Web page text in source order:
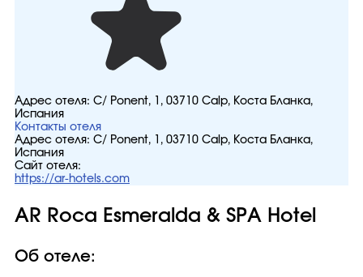
Адрес отеля: C/ Ponent, 1, 03710 Calp, Коста Бланка,
Испания
Контакты отеля
Адрес отеля: C/ Ponent, 1, 03710 Calp, Коста Бланка,
Испания
Сайт отеля:
https://ar-hotels.com
AR Roca Esmeralda & SPA Hotel
Об отеле: